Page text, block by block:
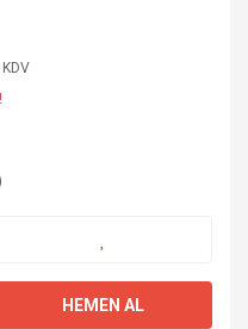
HEMEN AL